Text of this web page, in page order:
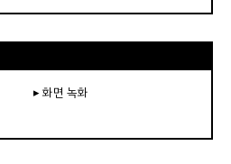
▸ 화면 녹화